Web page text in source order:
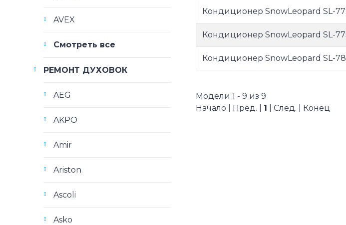
Кондиционер SnowLeopard SL-
Кондиционер SnowLeopard SL-
Кондиционер SnowLeopard SL-
Модели 1 - 9 из 9
Начало | Пред. | 1 | След. | Конец
AVEX
Смотреть все
РЕМОНТ ДУХОВОК
AEG
AKPO
Amir
Ariston
Ascoli
Asko